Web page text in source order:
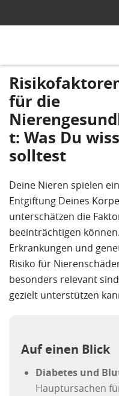
für die
t: Was Du
solltest
Deine Nieren spielen
Entgiftung Deines
unterschätzen die
beeinträchtigen
Erkrankungen und
Risiko für
besonders relevant
gezielt unterstützen
Auf einen Blick
Diabetes und
Hauptursachen